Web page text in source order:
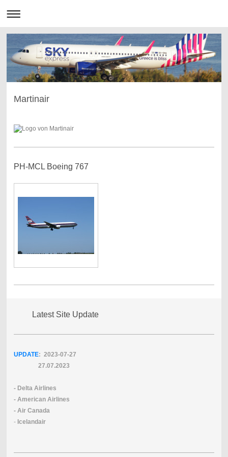
Martinair
PH-MCL Boeing 767
Latest Site Update
UPDATE: 2023-07-27
27.07.2023
- Delta Airlines
- American Airlines
- Air Canada
- Icelandair